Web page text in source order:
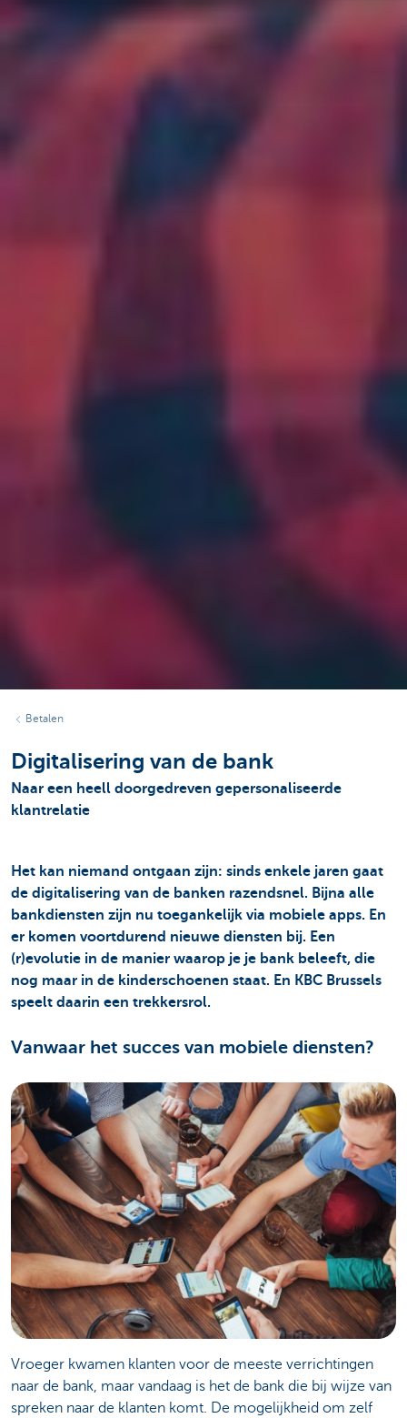
Betalen
Digitalisering van de bank
Naar een heell doorgedreven gepersonaliseerde
klantrelatie
Het kan niemand ontgaan zijn: sinds enkele jaren gaat
de digitalisering van de banken razendsnel. Bijna alle
bankdiensten zijn nu toegankelijk via mobiele apps. En
er komen voortdurend nieuwe diensten bij. Een
(r)evolutie in de manier waarop je je bank beleeft, die
nog maar in de kinderschoenen staat. En KBC Brussels
speelt daarin een trekkersrol.
Vanwaar het succes van mobiele diensten?
Vroeger kwamen klanten voor de meeste verrichtingen
naar de bank, maar vandaag is het de bank die bij wijze van
spreken naar de klanten komt. De mogelijkheid om zelf